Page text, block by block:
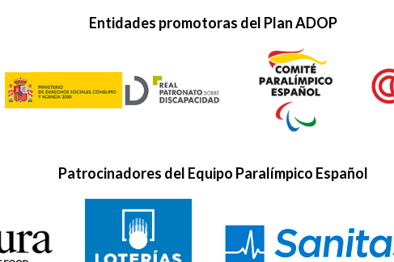
Entidades promotoras del Plan ADOP
Patrocinadores del Equipo Paralímpico Español